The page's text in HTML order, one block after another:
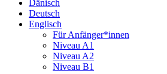
Dänisch
Deutsch
Englisch
Für Anfänger*innen
Niveau A1
Niveau A2
Niveau B1